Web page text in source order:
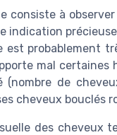
consiste à
indication
est probablement
mal certaines
(nombre de
cheveux bouclés
des cheveux